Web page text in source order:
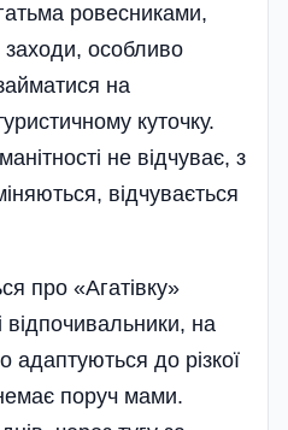
ровесниками,
заходи, особливо
на
куточку.
не відчуває, з
відчувається
про «Агатівку»
на
адаптуються до різкої
поруч мами.